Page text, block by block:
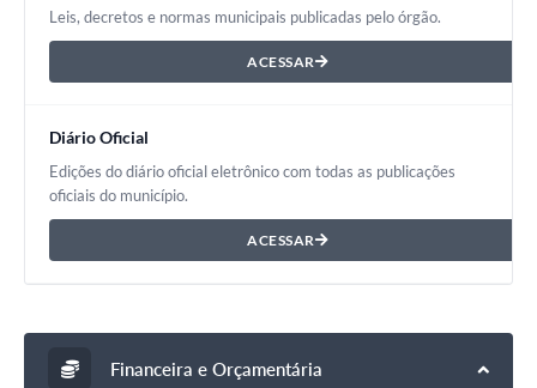
Leis, decretos e normas municipais publicadas pelo órgão.
ACESSAR
Diário Oficial
Edições do diário oficial eletrônico com todas as publicações
oficiais do município.
ACESSAR
Financeira e Orçamentária